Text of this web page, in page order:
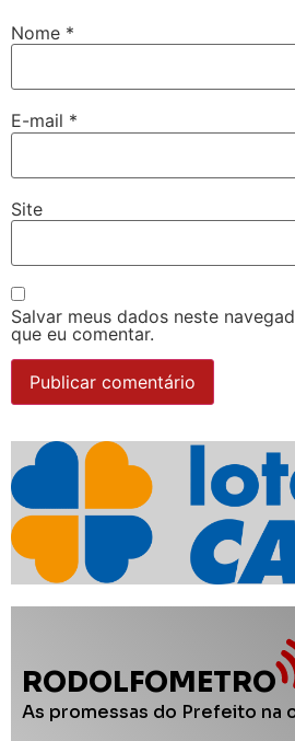
Nome *
E-mail *
Site
Salvar meus dados neste
que eu comentar.
RODOLFOMETRO
As promessas do Prefeito na